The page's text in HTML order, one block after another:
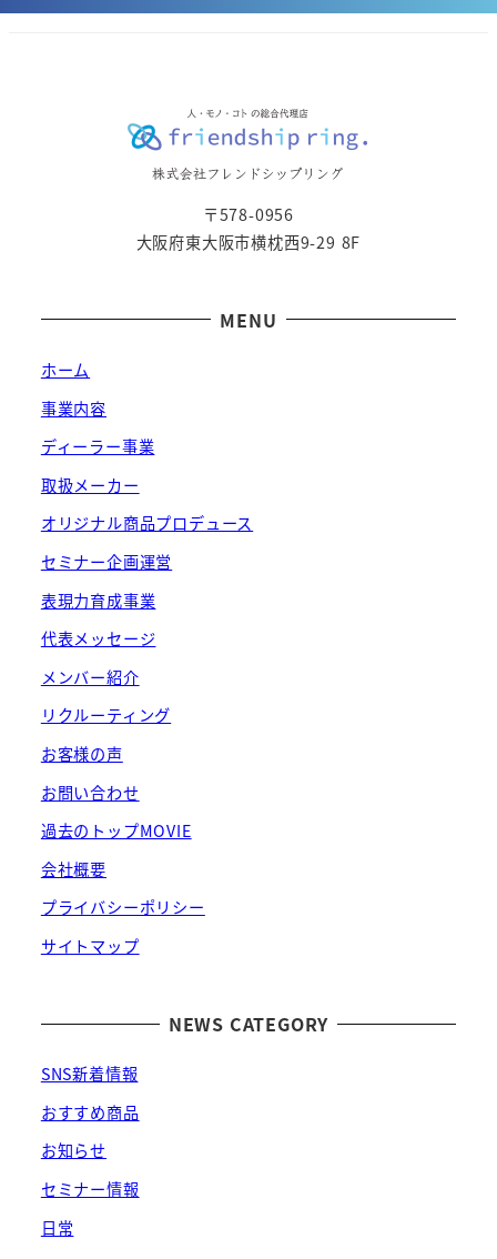
〒578-0956
大阪府東大阪市横枕西9-29 8F
MENU
ホーム
事業内容
ディーラー事業
取扱メーカー
オリジナル商品プロデュース
セミナー企画運営
表現力育成事業
代表メッセージ
メンバー紹介
リクルーティング
お客様の声
お問い合わせ
過去のトップMOVIE
会社概要
プライバシーポリシー
サイトマップ
NEWS CATEGORY
SNS新着情報
おすすめ商品
お知らせ
セミナー情報
日常